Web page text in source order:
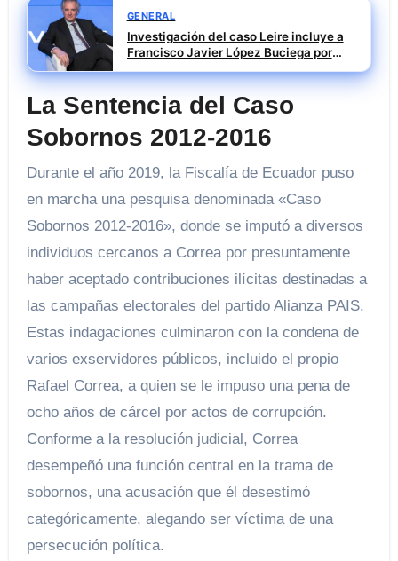
GENERAL
Investigación del caso Leire incluye a
Francisco Javier López Buciega por
posible tráfico de influencias
La Sentencia del Caso
Sobornos 2012-2016
Durante el año 2019, la Fiscalía de Ecuador puso
en marcha una pesquisa denominada «Caso
Sobornos 2012-2016», donde se imputó a diversos
individuos cercanos a Correa por presuntamente
haber aceptado contribuciones ilícitas destinadas a
las campañas electorales del partido Alianza PAIS.
Estas indagaciones culminaron con la condena de
varios exservidores públicos, incluido el propio
Rafael Correa, a quien se le impuso una pena de
ocho años de cárcel por actos de corrupción.
Conforme a la resolución judicial, Correa
desempeñó una función central en la trama de
sobornos, una acusación que él desestimó
categóricamente, alegando ser víctima de una
persecución política.